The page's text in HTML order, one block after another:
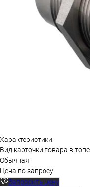
Характеристики:
Вид карточки товара в топе
Обычная
Цена по запросу
Запросить цену